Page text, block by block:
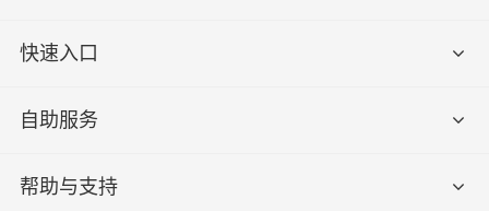
快速入口
自助服务
帮助与支持